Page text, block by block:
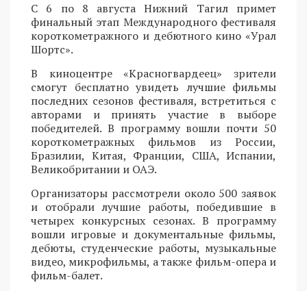
С 6 по 8 августа Нижний Тагил примет
финальный этап Международного фестиваля
короткометражного и дебютного кино «Урал
Шортс».
В киноцентре «Красногвардеец» зрители
смогут бесплатно увидеть лучшие фильмы
последних сезонов фестиваля, встретиться с
авторами и принять участие в выборе
победителей. В программу вошли почти 50
короткометражных фильмов из России,
Бразилии, Китая, Франции, США, Испании,
Великобритании и ОАЭ.
Организаторы рассмотрели около 500 заявок
и отобрали лучшие работы, победившие в
четырех конкурсных сезонах. В программу
вошли игровые и документальные фильмы,
дебюты, студенческие работы, музыкальные
видео, микрофильмы, а также фильм-опера и
фильм-балет.